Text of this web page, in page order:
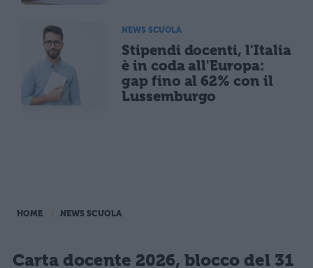
NEWS SCUOLA
Stipendi docenti, l'Italia
è in coda all'Europa:
gap fino al 62% con il
Lussemburgo
HOME NEWS SCUOLA
Carta docente 2026, blocco del 31